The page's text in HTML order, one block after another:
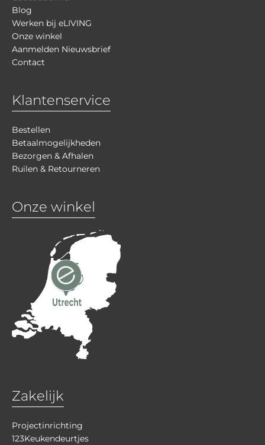
Blog
Werken bij eLIVING
Onze winkel
Aanmelden Nieuwsbrief
Contact
Klantenservice
Bestellen
Betaalmogelijkheden
Bezorgen & Afhalen
Ruilen & Retourneren
Onze winkel
Zakelijk
Projectinrichting
123Keukendeurtjes